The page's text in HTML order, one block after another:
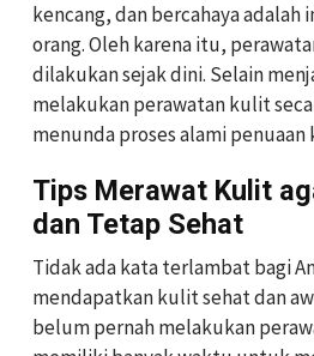
kencang, dan bercahaya adalah
orang. Oleh karena itu,
dilakukan sejak dini. Selain
melakukan perawatan kulit
menunda proses alami penuaan
Tips Merawat Kulit
dan Tetap Sehat
Tidak ada kata terlambat bagi
mendapatkan kulit sehat dan
belum pernah melakukan